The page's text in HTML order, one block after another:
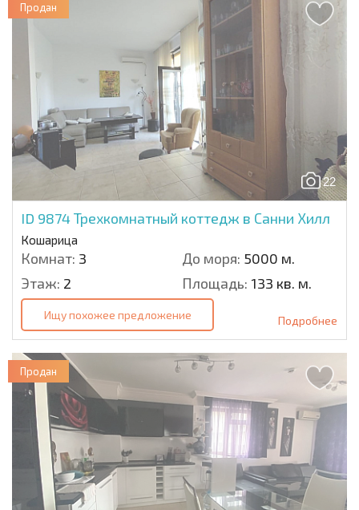
22
ID 9874Трехкомнатный коттедж в Санни Хилл
Кошарица
Комнат: 3 До моря: 5000 м.
Этаж: 2 Площадь: 133 кв. м.
Продан
Ищу похожее предложение Подробнее
Продан